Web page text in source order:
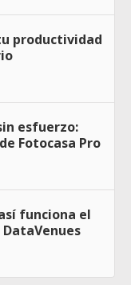
productividad
esfuerzo:
Fotocasa Pro
funciona el